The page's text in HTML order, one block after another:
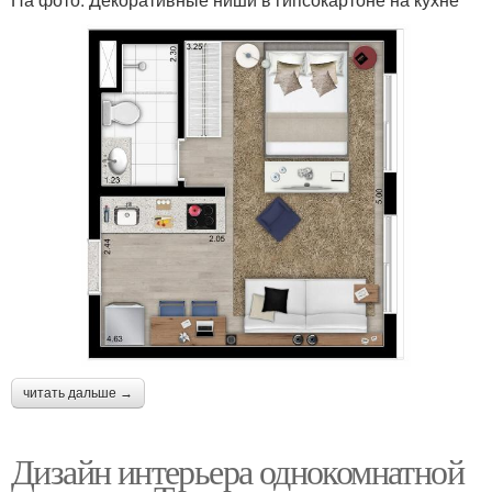
читать дальше →
Дизайн интерьера однокомнатной